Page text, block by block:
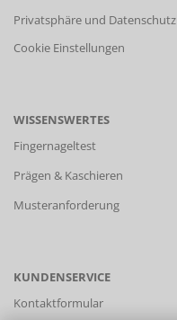
Privatsphäre und Datenschutz
Cookie Einstellungen
WISSENSWERTES
Fingernageltest
Prägen & Kaschieren
Musteranforderung
KUNDENSERVICE
Kontaktformular